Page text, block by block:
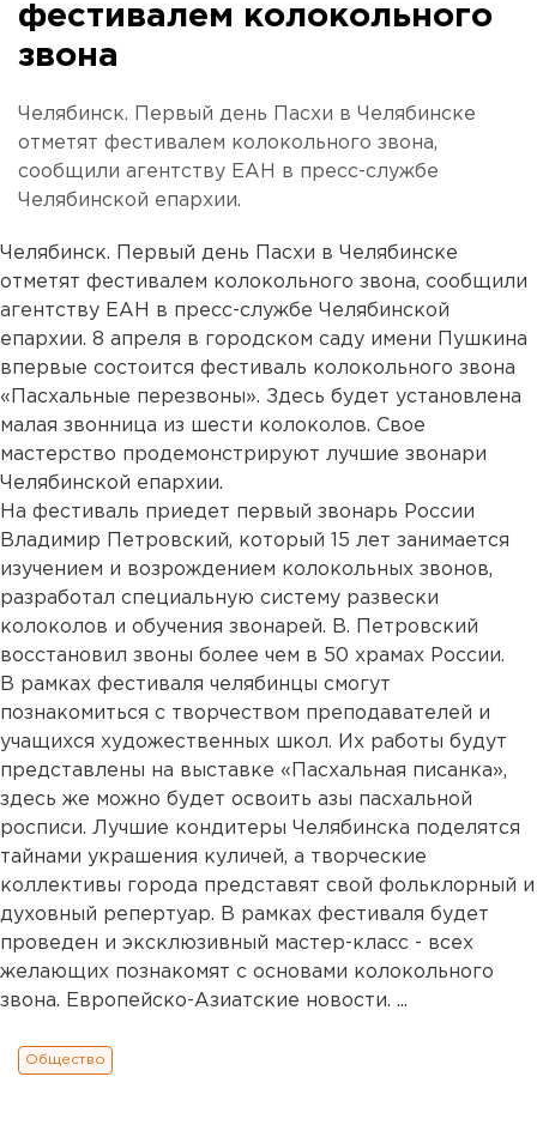
фестивалем колокольного
звона
Челябинск. Первый день Пасхи в Челябинске
отметят фестивалем колокольного звона,
сообщили агентству ЕАН в пресс-службе
Челябинской епархии.
Челябинск. Первый день Пасхи в Челябинске
отметят фестивалем колокольного звона, сообщили
агентству ЕАН в пресс-службе Челябинской
епархии. 8 апреля в городском саду имени Пушкина
впервые состоится фестиваль колокольного звона
«Пасхальные перезвоны». Здесь будет установлена
малая звонница из шести колоколов. Свое
мастерство продемонстрируют лучшие звонари
Челябинской епархии.
На фестиваль приедет первый звонарь России
Владимир Петровский, который 15 лет занимается
изучением и возрождением колокольных звонов,
разработал специальную систему развески
колоколов и обучения звонарей. В. Петровский
восстановил звоны более чем в 50 храмах России.
В рамках фестиваля челябинцы смогут
познакомиться с творчеством преподавателей и
учащихся художественных школ. Их работы будут
представлены на выставке «Пасхальная писанка»,
здесь же можно будет освоить азы пасхальной
росписи. Лучшие кондитеры Челябинска поделятся
тайнами украшения куличей, а творческие
коллективы города представят свой фольклорный и
духовный репертуар. В рамках фестиваля будет
проведен и эксклюзивный мастер-класс - всех
желающих познакомят с основами колокольного
звона. Европейско-Азиатские новости. ...
Общество